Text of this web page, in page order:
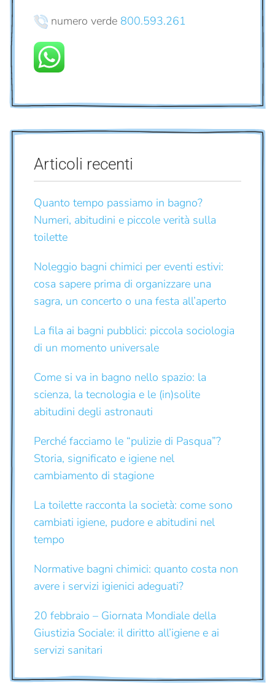
numero verde 800.593.261
Articoli recenti
Quanto tempo passiamo in bagno?
Numeri, abitudini e piccole verità sulla
toilette
Noleggio bagni chimici per eventi estivi:
cosa sapere prima di organizzare una
sagra, un concerto o una festa all’aperto
La fila ai bagni pubblici: piccola sociologia
di un momento universale
Come si va in bagno nello spazio: la
scienza, la tecnologia e le (in)solite
abitudini degli astronauti
Perché facciamo le “pulizie di Pasqua”?
Storia, significato e igiene nel
cambiamento di stagione
La toilette racconta la società: come sono
cambiati igiene, pudore e abitudini nel
tempo
Normative bagni chimici: quanto costa non
avere i servizi igienici adeguati?
20 febbraio – Giornata Mondiale della
Giustizia Sociale: il diritto all’igiene e ai
servizi sanitari